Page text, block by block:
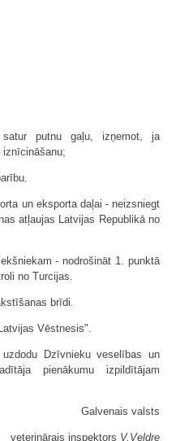
putnu gaļu, izņemot, ja
iznīcināšanu;
un eksporta daļai - neizsniegt
atļaujas Latvijas Republikā no
- nodrošināt 1. punktā
no Turcijas.
brīdi.
Vēstnesis".
Dzīvnieku veselības un
pienākumu izpildītājam
Galvenais valsts
veterinārais inspektors V.Veldre